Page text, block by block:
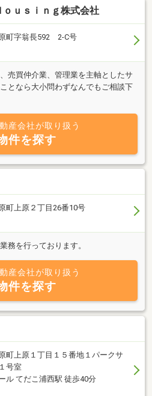
ｕｓｉｎｇ株式会社
町字翁長592 2-C号
売買仲介業、管理業を主軸としたサ
となら大小問わずなんでもご相談下
産会社が取り扱う
件を探す
町上原２丁目26番10号
務を行っております。
産会社が取り扱う
件を探す
町上原１丁目１５番地１パークサ
号室
ル てだこ浦西駅 徒歩40分